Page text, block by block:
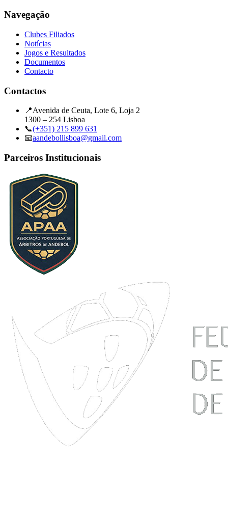
Navegação
Clubes Filiados
Notícias
Jogos e Resultados
Documentos
Contacto
Contactos
📍Avenida de Ceuta, Lote 6, Loja 2
1300 – 254 Lisboa
📞(+351) 215 899 631
📧aandebollisboa@gmail.com
Parceiros Institucionais